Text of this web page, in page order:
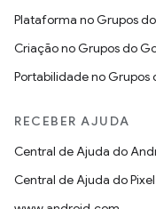
Plataforma no Grupos
Criação no Grupos do
Portabilidade no Grupos
RECEBER AJUDA
Central de Ajuda do
Central de Ajuda do Pixel